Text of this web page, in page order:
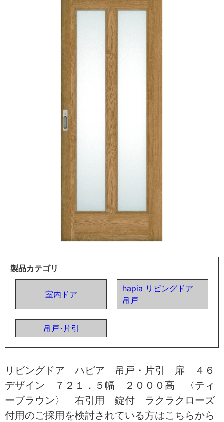
製品カテゴリ
室内ドア
hapia リビングドア
吊戸
吊戸･片引
リビングドア ハピア 吊戸・片引 扉 ４６
デザイン ７２１．５幅 ２０００高 〈ティ
ーブラウン〉 右引用 錠付 ラクラクローズ
付用のご採用を検討されている方はこちらから